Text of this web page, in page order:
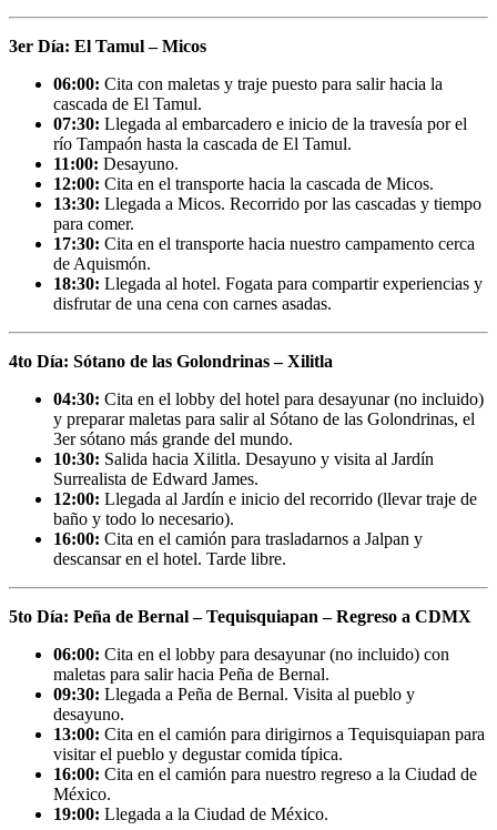
3er Día: El Tamul – Micos
06:00: Cita con maletas y traje puesto para salir hacia la
cascada de El Tamul.
07:30: Llegada al embarcadero e inicio de la travesía por el
río Tampaón hasta la cascada de El Tamul.
11:00: Desayuno.
12:00: Cita en el transporte hacia la cascada de Micos.
13:30: Llegada a Micos. Recorrido por las cascadas y tiempo
para comer.
17:30: Cita en el transporte hacia nuestro campamento cerca
de Aquismón.
18:30: Llegada al hotel. Fogata para compartir experiencias y
disfrutar de una cena con carnes asadas.
4to Día: Sótano de las Golondrinas – Xilitla
04:30: Cita en el lobby del hotel para desayunar (no incluido)
y preparar maletas para salir al Sótano de las Golondrinas, el
3er sótano más grande del mundo.
10:30: Salida hacia Xilitla. Desayuno y visita al Jardín
Surrealista de Edward James.
12:00: Llegada al Jardín e inicio del recorrido (llevar traje de
baño y todo lo necesario).
16:00: Cita en el camión para trasladarnos a Jalpan y
descansar en el hotel. Tarde libre.
5to Día: Peña de Bernal – Tequisquiapan – Regreso a CDMX
06:00: Cita en el lobby para desayunar (no incluido) con
maletas para salir hacia Peña de Bernal.
09:30: Llegada a Peña de Bernal. Visita al pueblo y
desayuno.
13:00: Cita en el camión para dirigirnos a Tequisquiapan para
visitar el pueblo y degustar comida típica.
16:00: Cita en el camión para nuestro regreso a la Ciudad de
México.
19:00: Llegada a la Ciudad de México.